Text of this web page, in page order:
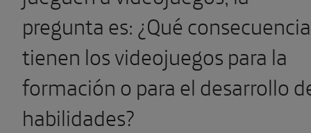
pregunta es: ¿Qué
tienen los videojuegos para la
formación o para el desarrollo
habilidades?